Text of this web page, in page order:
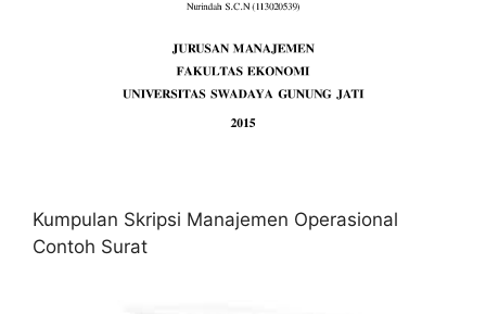
Kumpulan Skripsi Manajemen Operasional
Contoh Surat